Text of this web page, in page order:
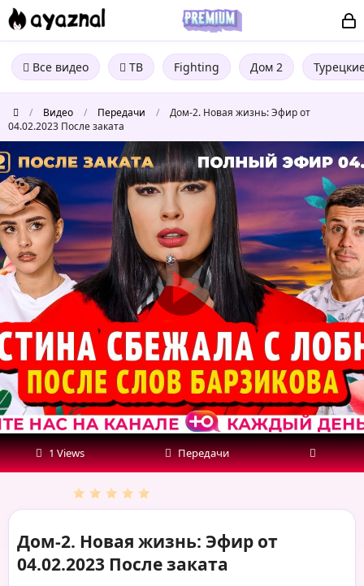
Все видео ТВ Fighting Дом 2
/ Видео / Передачи /
Дом-2. Новая жизнь: Эфир от
04.02.2023 После заката
Дом-2.
Новая
жизнь:
Эфир
от
04.02.2023
После
заката
1 Views Передачи
Дом-2. Новая жизнь: Эфир от
04.02.2023 После заката